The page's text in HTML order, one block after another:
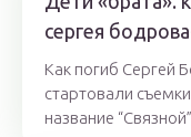
сергея
Как погиб Сергей
стартовали
название